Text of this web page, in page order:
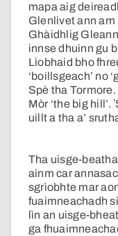
mapa aig
Glenlivet ann am
Ghàidhlig
innse dhuinn gu
Lìobhaid bho
‘boillsgeach’ no
Spè tha
Mòr ‘the big hill’.
uillt a tha a’
Tha uisge-
ainm car
sgrìobhte mar
fuaimneachadh
lìn an uisge-
ga